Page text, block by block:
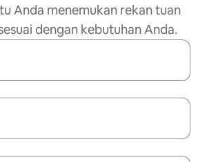
Anda menemukan rekan tuan
dengan kebutuhan Anda.